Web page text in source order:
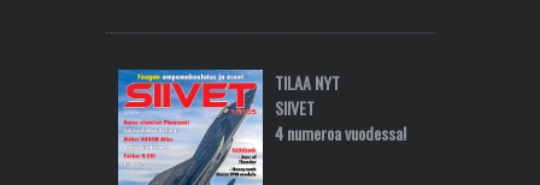
TILAA NYT
SIIVET
4 numeroa vuodessa!